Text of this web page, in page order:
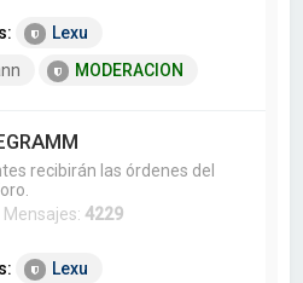
Lexu
MODERACION
recibirán las órdenes del
4229
Lexu